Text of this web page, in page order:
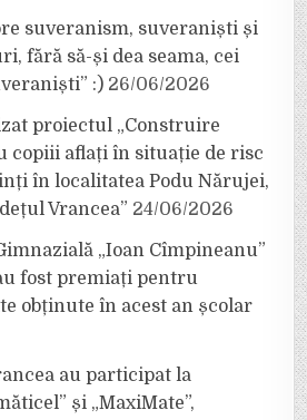
suveranism, suveraniști și
fără să-și dea seama, cei
:) 26/06/2026
proiectul „Construire
copiii aflați în situație de risc
în localitatea Podu Nărujei,
Vrancea” 24/06/2026
„Ioan Cîmpineanu”
fost premiați pentru
obținute în acest an școlar
au participat la
și „MaxiMate”,